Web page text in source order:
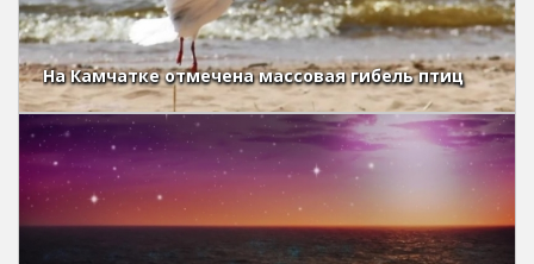
На Камчатке отмечена массовая гибель птиц